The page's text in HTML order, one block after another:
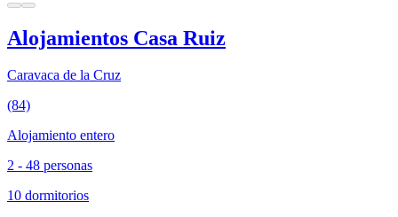
Alojamientos Casa Ruiz
Caravaca de la Cruz
(84)
Alojamiento entero
2 - 48 personas
10 dormitorios